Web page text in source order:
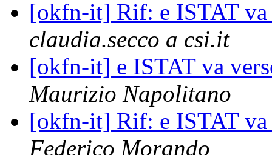
[okfn-it] Rif: e ISTAT
claudia.secco a csi.it
[okfn-it] e ISTAT va
Maurizio Napolitano
[okfn-it] Rif: e ISTAT
Federico Morando